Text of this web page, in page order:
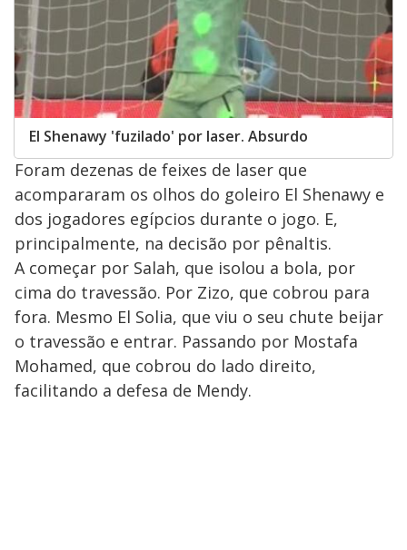
El Shenawy 'fuzilado' por laser. Absurdo
Foram dezenas de feixes de laser que
acompararam os olhos do goleiro El Shenawy e
dos jogadores egípcios durante o jogo. E,
principalmente, na decisão por pênaltis.
A começar por Salah, que isolou a bola, por
cima do travessão. Por Zizo, que cobrou para
fora. Mesmo El Solia, que viu o seu chute beijar
o travessão e entrar. Passando por Mostafa
Mohamed, que cobrou do lado direito,
facilitando a defesa de Mendy.